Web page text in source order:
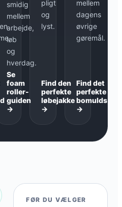
smidig
mellem
arbejde,
løb
og
hverdag.
Se
foam
roller-
guiden
→
pligt
og
lyst.
Find den
perfekte
løbejakke
→
mellem
dagens
øvrige
gøremål.
Find det
perfekte
→
FØR DU VÆLGER